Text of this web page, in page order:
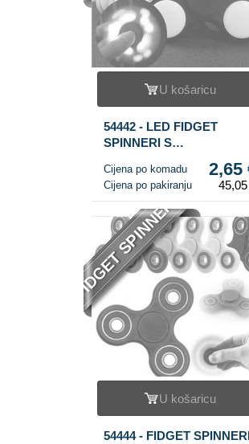
U košaricu
54442 - LED FIDGET
SPINNERI S
2017*** (17 svjetala)
Cijena po komadu 2,65
Cijena po pakiranju
FIDGET SPINNER
U košaricu
54444 - FIDGET